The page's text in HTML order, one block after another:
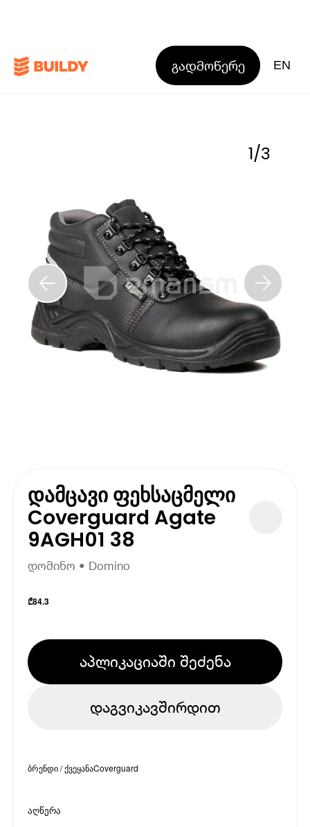
გადმოწერე EN
1/3
დამცავი ფეხსაცმელი
Coverguard Agate
9AGH01 38
დომინო • Domino
₾84.3
აპლიკაციაში შეძენა
დაგვიკავშირდით
ბრენდი / ქვეყანაCoverguard
აღწერა